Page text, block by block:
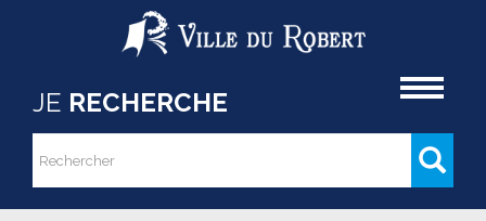
Aller au contenu principal
JE RECHERCHE
Formulaire de recherche
Rechercher